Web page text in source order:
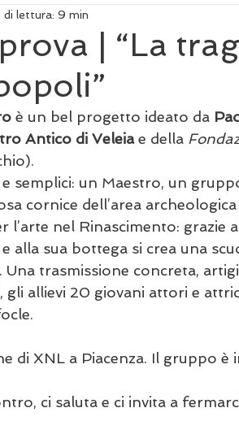
| “La
di lettura: 9 min
è un bel progetto ideato da
Antico di Veleia e della
semplici: un Maestro, un
cornice dell’area
l’arte nel Rinascimento: grazie
alla sua bottega si crea una
trasmissione concreta,
, gli allievi 20 giovani attori e
di XNL a Piacenza. Il gruppo è
ci saluta e ci invita